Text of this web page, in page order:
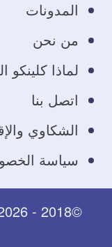
المدونات
من نحن
لماذا كلينكو
اتصل بنا
الشكاوي
سياسة